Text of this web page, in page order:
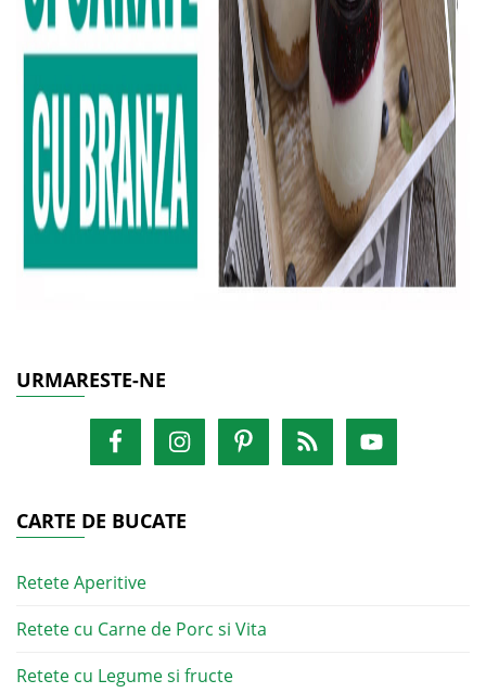
URMARESTE-NE
CARTE DE BUCATE
Retete Aperitive
Retete cu Carne de Porc si Vita
Retete cu Legume si fructe